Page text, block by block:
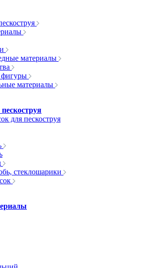
материалы
фигуры
материалы
для пескоструя
стеклошарики